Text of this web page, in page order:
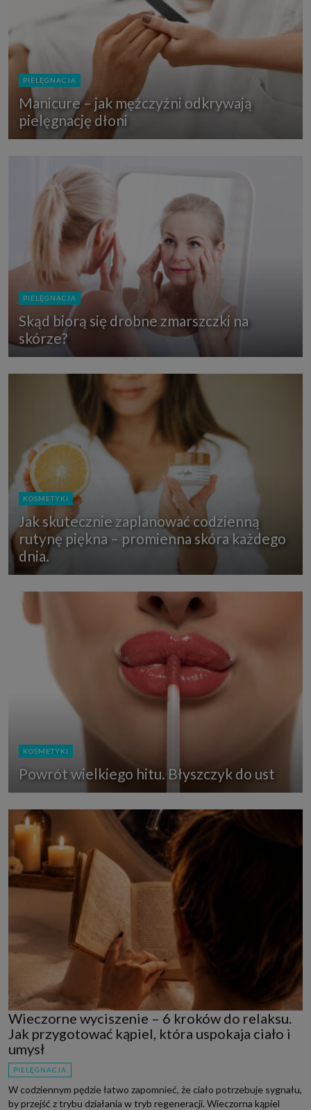
PIELĘGNACJA
Manicure – jak mężczyźni odkrywają
pielęgnację dłoni
PIELĘGNACJA
Skąd biorą się drobne zmarszczki na
skórze?
KOSMETYKI
Jak skutecznie zaplanować codzienną
rutynę piękna – promienna skóra każdego
dnia.
KOSMETYKI
Powrót wielkiego hitu. Błyszczyk do ust
Wieczorne wyciszenie – 6 kroków do relaksu.
Jak przygotować kąpiel, która uspokaja ciało i
umysł
PIELĘGNACJA
W codziennym pędzie łatwo zapomnieć, że ciało potrzebuje sygnału,
by przejść z trybu działania w tryb regeneracji. Wieczorna kąpiel